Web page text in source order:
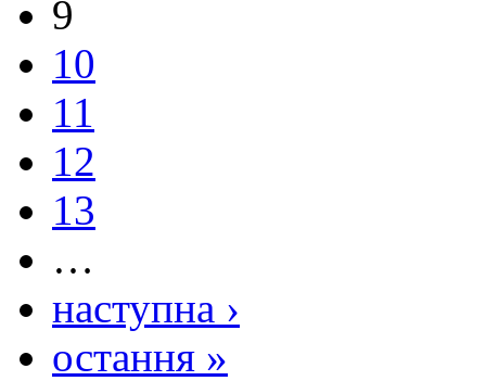
9
10
11
12
13
…
наступна ›
остання »